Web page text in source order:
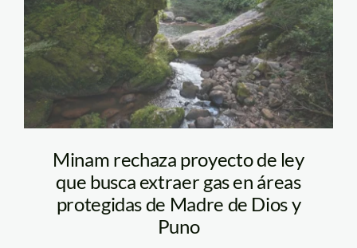
diego-perez-web
Minam rechaza proyecto de ley
que busca extraer gas en áreas
protegidas de Madre de Dios y
Puno